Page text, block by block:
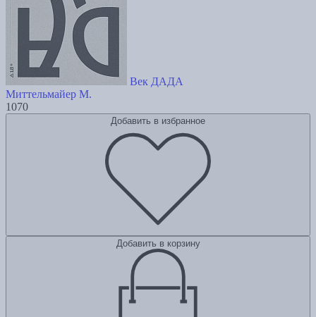
Век ДАДА
Миттельмайер М.
1070
Добавить в избранное
Добавить в корзину